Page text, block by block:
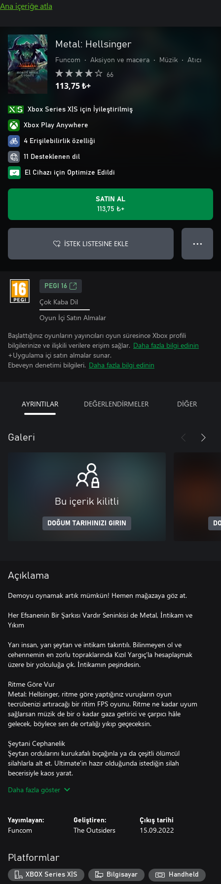
Ana içeriğe atla
Metal: Hellsinger
Funcom • Aksiyon ve macera • Müzik • Atıcı
66
113,75 ₺+
Xbox Series X|S için İyileştirilmiş
Xbox Play Anywhere
4 Erişilebilirlik özelliği
11 Desteklenen dil
El Cihazı için Optimize Edildi
SATIN AL
113,75 ₺+
İSTEK LISTESINE EKLE ● ● ●
PEGI 16
Çok Kaba Dil
Oyun İçi Satın Almalar
Başlattığınız oyunların yayıncıları oyun süresince Xbox profili
bilgilerinize ve ilişkili verilere erişim sağlar. Daha fazla bilgi edinin
+Uygulama içi satın almalar sunar.
Ebeveyn denetimi bilgileri. Daha fazla bilgi edinin
AYRINTILAR DEĞERLENDİRMELER DİĞER
Galeri
Bu içerik kilitli
DOĞUM TARIHINIZI GIRIN
Açıklama
Demoyu oynamak artık mümkün! Hemen mağazaya göz at.
Her Efsanenin Bir Şarkısı Vardır Seninkisi de Metal, İntikam ve
Yıkım
Yarı insan, yarı şeytan ve intikam takıntılı. Bilinmeyen ol ve
cehennemin en zorlu topraklarında Kızıl Yargıç’la hesaplaşmak
üzere bir yolculuğa çık. İntikamın peşindesin.
Ritme Göre Vur
Metal: Hellsinger, ritme göre yaptığınız vuruşların oyun
tecrübenizi artıracağı bir ritim FPS oyunu. Ritme ne kadar uyum
sağlarsan müzik de bir o kadar gaza getirici ve çarpıcı hâle
gelecek, böylece sen de ortalığı yıkıp geçeceksin.
Şeytani Cephanelik
Şeytan ordularını kurukafalı bıçağınla ya da çeşitli ölümcül
silahlarla alt et. Ultimate'in hazır olduğunda istediğin silah
becerisiyle kaos yarat.
Horda Modu
geliştirmeleri yapacağına dair kararlar ver ve kendini kafa sallayan
bir ölüm makinesine dönüştür.
Oyunda yer alan tüm parçalar iki kişilik besteci ekibi Two Feathers
tarafından, Serj Tankian (System of a Down), Randy Blythe (Lamb
of God) ve Alissa White-Gluz (Arch Enemy) gibi birçok metal
Daha fazla göster
Yayımlayan:
Funcom
Geliştiren:
The Outsiders
Çıkış tarihi
15.09.2022
Platformlar
XBOX Series X|S Bilgisayar Handheld